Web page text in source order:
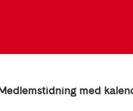
med